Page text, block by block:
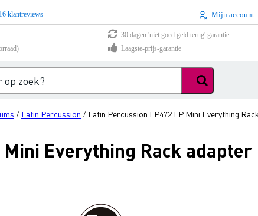
klantreviews Mijn account
30 dagen 'niet goed geld terug' garantie
Laagste-prijs-garantie
/ Latin Percussion / Latin Percussion LP472 LP Mini Everything
Everything Rack adapter